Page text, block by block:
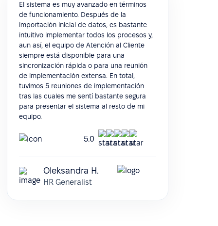
El sistema es muy avanzado en términos
de funcionamiento. Después de la
importación inicial de datos, es bastante
intuitivo implementar todos los procesos y,
aun así, el equipo de Atención al Cliente
siempre está disponible para una
sincronización rápida o para una reunión
de implementación extensa. En total,
tuvimos 5 reuniones de implementación
tras las cuales me sentí bastante segura
para presentar el sistema al resto de mi
equipo.
5.0
Oleksandra H.
HR Generalist